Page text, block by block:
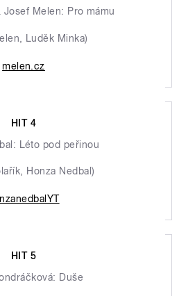
Josef Melen: Pro mámu
Luděk Minka)
melen.cz
HIT 4
Léto pod peřinou
Honza Nedbal)
HIT 5
Duše